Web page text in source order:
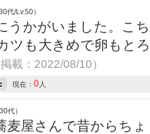
代/Lv.50）
うかがいました。こ
ツも大きめで卵もと
載：2022/08/10）
現在： 0 人
代）
麦屋さんで昔からち